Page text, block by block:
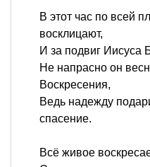
В этот час по всей
восклицают,
И за подвиг Иисуса
Не напрасно он
Воскресения,
Ведь надежду
спасение.
Всё живое